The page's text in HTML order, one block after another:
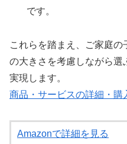
です。
これらを踏まえ、ご家庭
の大きさを考慮しながら
実現します。
商品・サービスの詳細・購
Amazonで詳細を見る